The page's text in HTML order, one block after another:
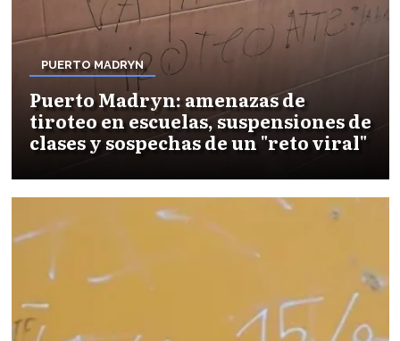
PUERTO MADRYN
Puerto Madryn: amenazas de
tiroteo en escuelas, suspensiones de
clases y sospechas de un "reto viral"